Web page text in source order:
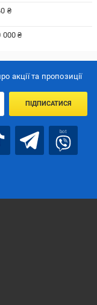
₴
000 ₴
акції та пропозиції
ПІДПИСАТИСЯ
bot